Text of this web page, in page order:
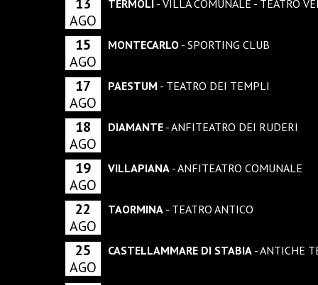
AGO
TERMOLI - VILLA COMUNALE - TEATRO
15
AGO
MONTECARLO - SPORTING CLUB
17
AGO
PAESTUM - TEATRO DEI TEMPLI
18
AGO
DIAMANTE - ANFITEATRO DEI RUDERI
19
AGO
VILLAPIANA - ANFITEATRO COMUNALE
22
AGO
TAORMINA - TEATRO ANTICO
25
AGO
CASTELLAMMARE DI STABIA - ANTICHE